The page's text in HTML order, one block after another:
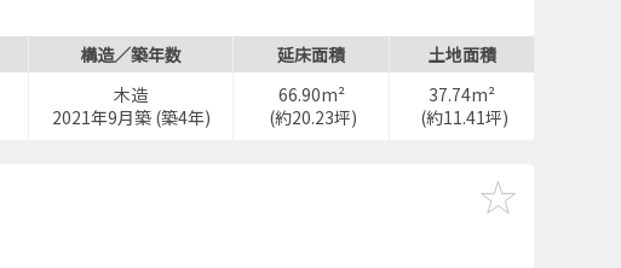
構造／築年数 延床面積 土地面積
木造
2021年9月築 (築4年)
66.90m²
(約20.23坪)
37.74m²
(約11.41坪)